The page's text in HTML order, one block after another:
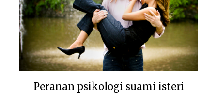
Peranan psikologi suami isteri